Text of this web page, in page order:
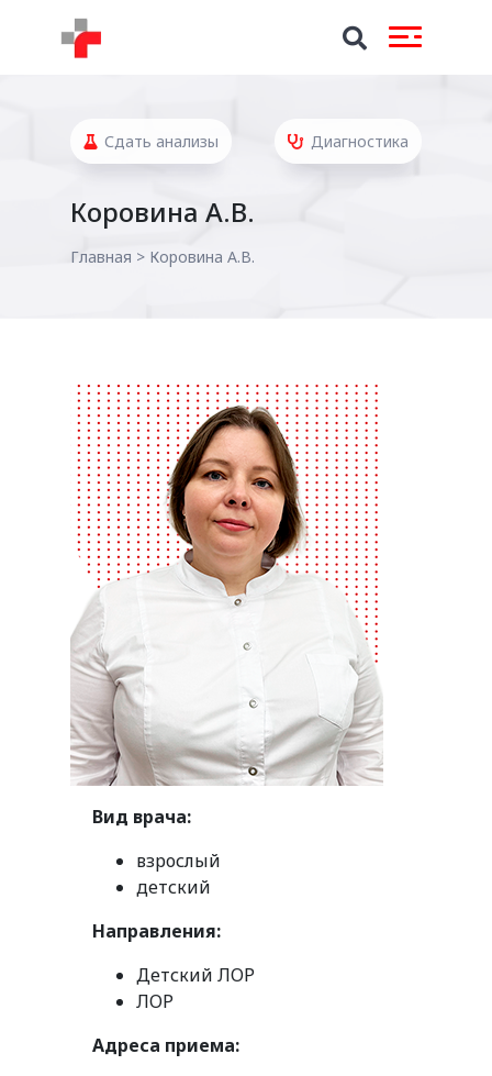
Сдать анализы Диагностика
Коровина А.В.
Главная > Коровина А.В.
Вид врача:
взрослый
детский
Направления:
Детский ЛОР
ЛОР
Адреса приема: